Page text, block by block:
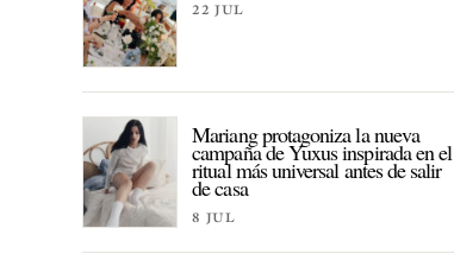
22 JUL
Mariang protagoniza la nueva
campaña de Yuxus inspirada en el
ritual más universal antes de salir
de casa
8 JUL